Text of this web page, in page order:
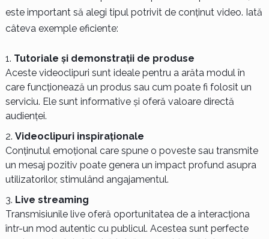
este important să alegi tipul potrivit de conținut video. Iată
câteva exemple eficiente:
Tutoriale și demonstrații de produse
Aceste videoclipuri sunt ideale pentru a arăta modul în
care funcționează un produs sau cum poate fi folosit un
serviciu. Ele sunt informative și oferă valoare directă
audienței.
Videoclipuri inspiraționale
Conținutul emoțional care spune o poveste sau transmite
un mesaj pozitiv poate genera un impact profund asupra
utilizatorilor, stimulând angajamentul.
Live streaming
Transmisiunile live oferă oportunitatea de a interacționa
într-un mod autentic cu publicul. Acestea sunt perfecte